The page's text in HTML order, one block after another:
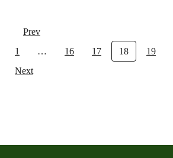
Prev
1
… 16 17 18 19
Next